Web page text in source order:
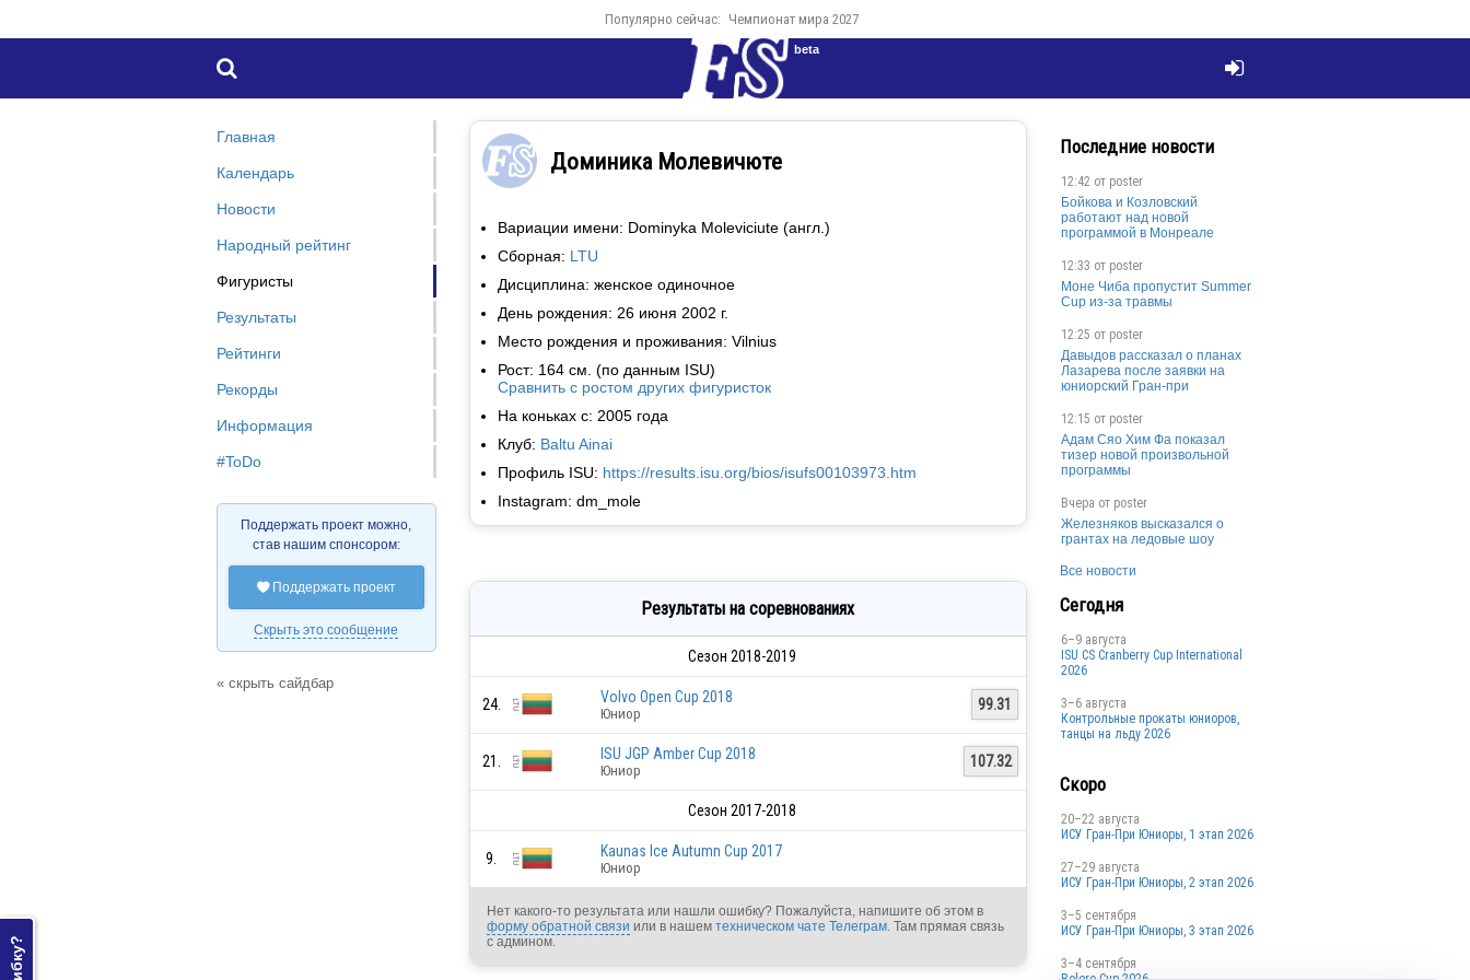
Популярно сейчас: Чемпионат мира 2027
 
beta
Доминика Молевичюте
Вариации имени: Dominyka Moleviciute (англ.)
Сборная: LTU
Дисциплина: женское одиночное
День рождения: 26 июня 2002 г.
Место рождения и проживания: Vilnius
Рост: 164 см. (по данным ISU)
Сравнить с ростом других фигуристок
На коньках с: 2005 года
Клуб: Baltu Ainai
Профиль ISU: https://results.isu.org/bios/isufs00103973.htm
Instagram: dm_mole
Результаты на соревнованиях
Сезон 2018-2019
24. Volvo Open Cup 2018
Юниор
99.31
21. ISU JGP Amber Cup 2018
Юниор
107.32
Сезон 2017-2018
9. Kaunas Ice Autumn Cup 2017
Юниор
Нет какого-то результата или нашли ошибку? Пожалуйста, напишите об этом в
форму обратной связи или в нашем техническом чате Телеграм. Там прямая связь
с админом.
Главная
Календарь
Новости
Народный рейтинг
Фигуристы
Результаты
Рейтинги
Рекорды
Информация
#ToDo
Поддержать проект можно,
став нашим спонсором:
Поддержать проект
Скрыть это сообщение
« скрыть сайдбар
Последние новости
12:42 от poster
Бойкова и Козловский
работают над новой
программой в Монреале
12:33 от poster
Моне Чиба пропустит Summer
Cup из-за травмы
12:25 от poster
Давыдов рассказал о планах
Лазарева после заявки на
юниорский Гран-при
12:15 от poster
Адам Сяо Хим Фа показал
тизер новой произвольной
программы
Вчера от poster
Железняков высказался о
грантах на ледовые шоу
Все новости
Сегодня
6–9 августа
ISU CS Cranberry Cup International
2026
3–6 августа
Контрольные прокаты юниоров,
танцы на льду 2026
Скоро
20–22 августа
ИСУ Гран-При Юниоры, 1 этап 2026
27–29 августа
ИСУ Гран-При Юниоры, 2 этап 2026
3–5 сентября
ИСУ Гран-При Юниоры, 3 этап 2026
3–4 сентября